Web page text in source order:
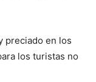
preciado en los
los turistas no